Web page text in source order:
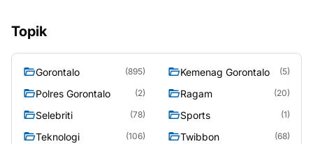
Topik
Gorontalo (895) Kemenag Gorontalo (5)
Polres Gorontalo (2) Ragam (20)
Selebriti (78) Sports (1)
Teknologi (106) Twibbon (68)